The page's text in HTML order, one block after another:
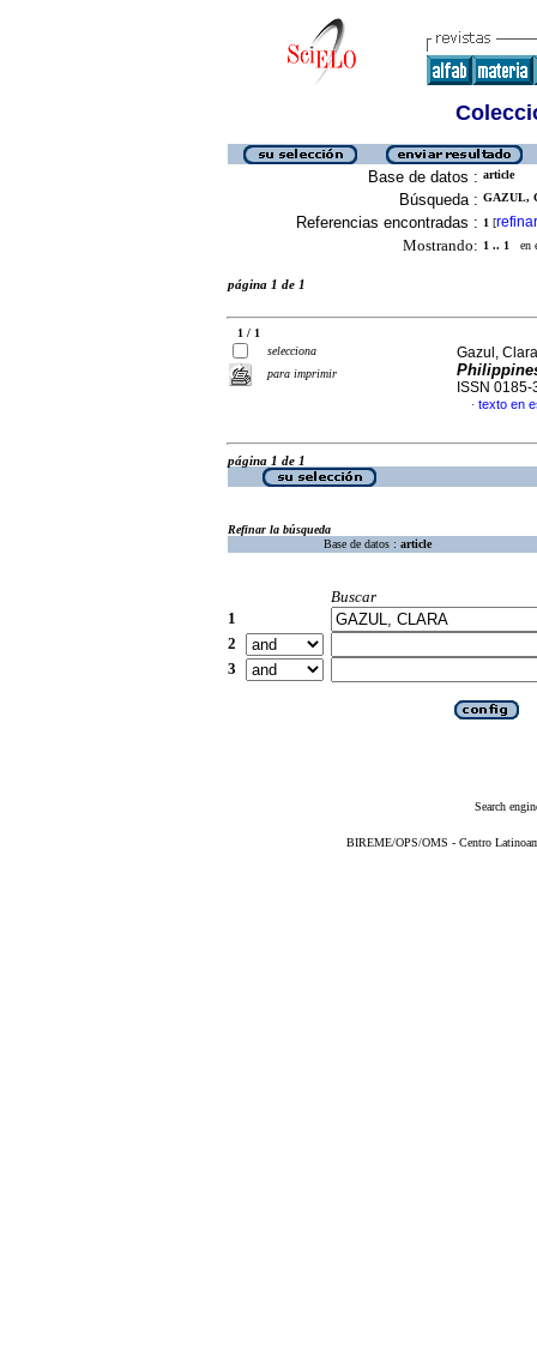
Base de datos : article
Búsqueda : GAZUL,
Referencias encontradas : 1 [refinar
Mostrando: 1 .. 1 en
página 1 de 1
1 / 1
selecciona
para imprimir
Gazul,
ISSN 0185-
· texto en
página 1 de 1
Refinar la búsqueda
Base de datos : article
Buscar
1
2
3
Search
BIREME/OPS/OMS - Centro